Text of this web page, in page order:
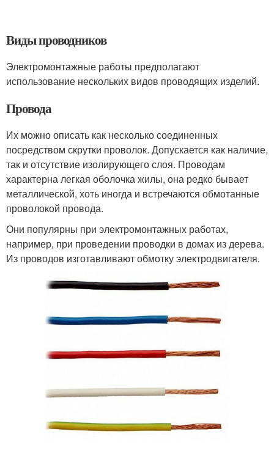
Виды проводников
Электромонтажные работы предполагают
использование нескольких видов проводящих изделий.
Провода
Их можно описать как несколько соединенных
посредством скрутки проволок. Допускается как наличие,
так и отсутствие изолирующего слоя. Проводам
характерна легкая оболочка жилы, она редко бывает
металлической, хоть иногда и встречаются обмотанные
проволокой провода.
Они популярны при электромонтажных работах,
например, при проведении проводки в домах из дерева.
Из проводов изготавливают обмотку электродвигателя.